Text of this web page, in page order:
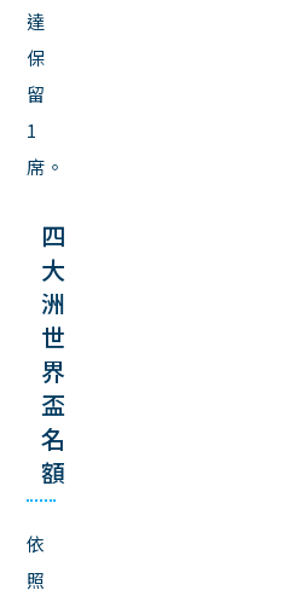
達
保
留
1
席。
四
大
洲
世
界
盃
名
額
依
照